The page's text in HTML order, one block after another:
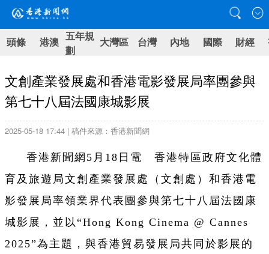
頭條 港澳 五年規
劃
大灣區 台灣 內地 國際 財經
文創產業發展處和香港電影發展局率團參與
第七十八屆法國康城影展
2025-05-18 17:44 | 稿件來源：香港新聞網
香港新聞網5月18日電 香港特區政府文化體
育及旅遊局文創產業發展處（文創處）和香港電
影發展局率領業界代表團參與第七十八屆法國康
城影展，並以“Hong Kong Cinema @ Cannes
2025”為主題，與香港貿易發展局共同於影展的